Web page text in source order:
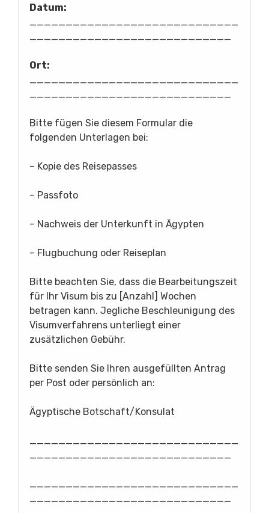
Datum:
Ort:
Bitte fügen Sie diesem Formular die
folgenden Unterlagen bei:
– Kopie des Reisepasses
– Passfoto
– Nachweis der Unterkunft in Ägypten
– Flugbuchung oder Reiseplan
Bitte beachten Sie, dass die Bearbeitungszeit
für Ihr Visum bis zu [Anzahl] Wochen
betragen kann. Jegliche Beschleunigung des
Visumverfahrens unterliegt einer
zusätzlichen Gebühr.
Bitte senden Sie Ihren ausgefüllten Antrag
per Post oder persönlich an:
Ägyptische Botschaft/Konsulat